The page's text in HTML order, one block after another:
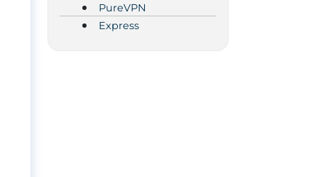
PureVPN
Express